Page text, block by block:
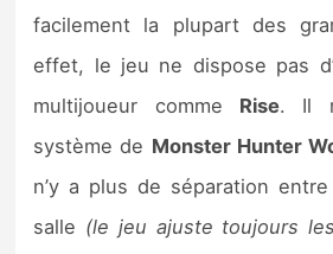
facilement la plupart des
effet, le jeu ne dispose pas
multijoueur comme Rise. Il
système de Monster Hunter
n’y a plus de séparation
salle (le jeu ajuste toujours